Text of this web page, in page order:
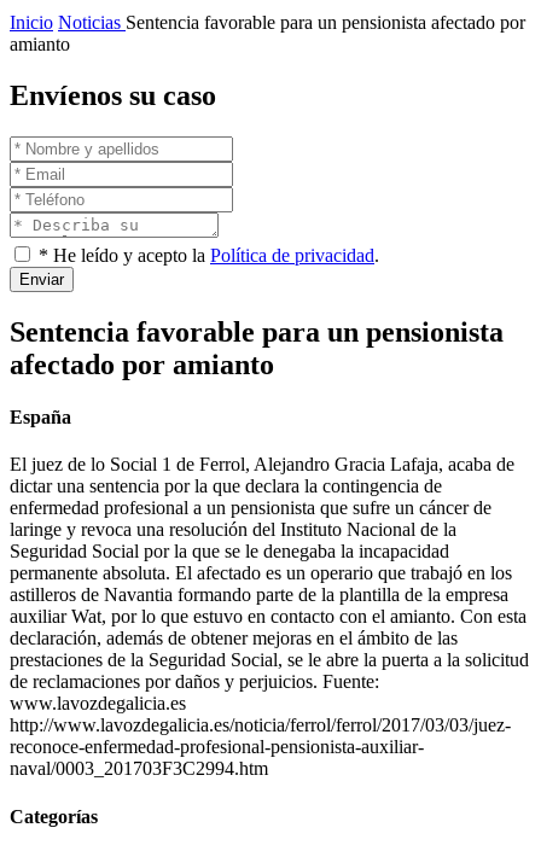
Inicio Noticias Sentencia favorable para un pensionista afectado por
amianto
Envíenos su caso
* He leído y acepto la Política de privacidad.
Enviar
Sentencia favorable para un pensionista
afectado por amianto
España
El juez de lo Social 1 de Ferrol, Alejandro Gracia Lafaja, acaba de
dictar una sentencia por la que declara la contingencia de
enfermedad profesional a un pensionista que sufre un cáncer de
laringe y revoca una resolución del Instituto Nacional de la
Seguridad Social por la que se le denegaba la incapacidad
permanente absoluta. El afectado es un operario que trabajó en los
astilleros de Navantia formando parte de la plantilla de la empresa
auxiliar Wat, por lo que estuvo en contacto con el amianto. Con esta
declaración, además de obtener mejoras en el ámbito de las
prestaciones de la Seguridad Social, se le abre la puerta a la solicitud
de reclamaciones por daños y perjuicios. Fuente:
www.lavozdegalicia.es
http://www.lavozdegalicia.es/noticia/ferrol/ferrol/2017/03/03/juez-
reconoce-enfermedad-profesional-pensionista-auxiliar-
naval/0003_201703F3C2994.htm
Categorías